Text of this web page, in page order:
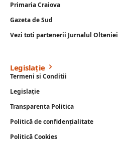
Primaria Craiova
Gazeta de Sud
Vezi toti partenerii Jurnalul Olteniei
Legislație
Termeni si Conditii
Legislație
Transparenta Politica
Politică de confidențialitate
Politică Cookies